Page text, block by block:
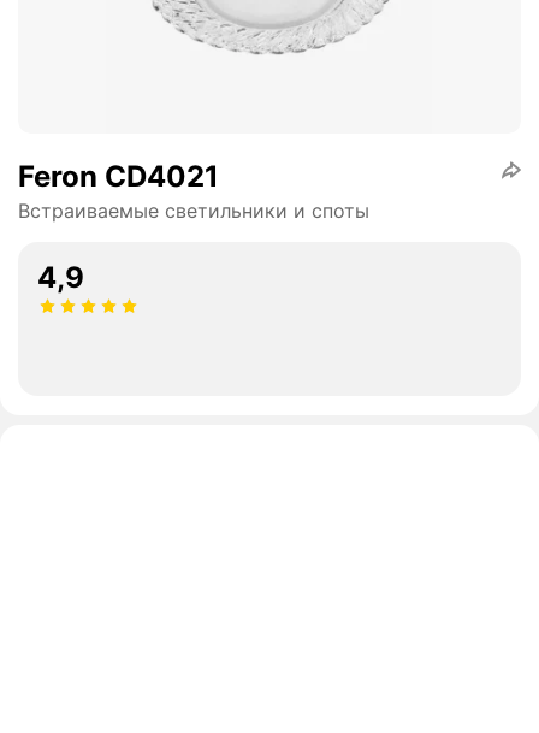
Feron CD4021
Встраиваемые светильники и споты
4,9